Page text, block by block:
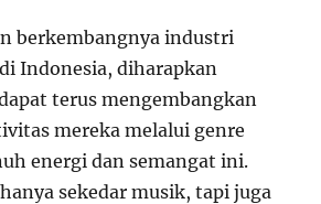
berkembangnya industri
Indonesia, diharapkan
terus mengembangkan
mereka melalui genre
energi dan semangat ini.
sekedar musik, tapi juga